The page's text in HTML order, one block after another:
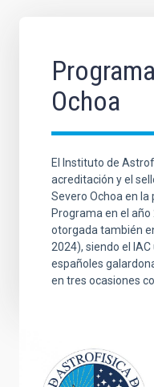
Ochoa
El Instituto de
acreditación y el
Severo Ochoa en la
Programa en el
otorgada también
2024), siendo el
españoles
en tres ocasiones